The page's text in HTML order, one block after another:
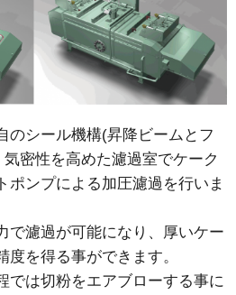
のシール機構(昇降ビームとフ
密性を高めた濾過室でケーク
ポンプによる加圧濾過を行いま
で濾過が可能になり、厚いケー
を得る事ができます。
では切粉をエアブローする事に